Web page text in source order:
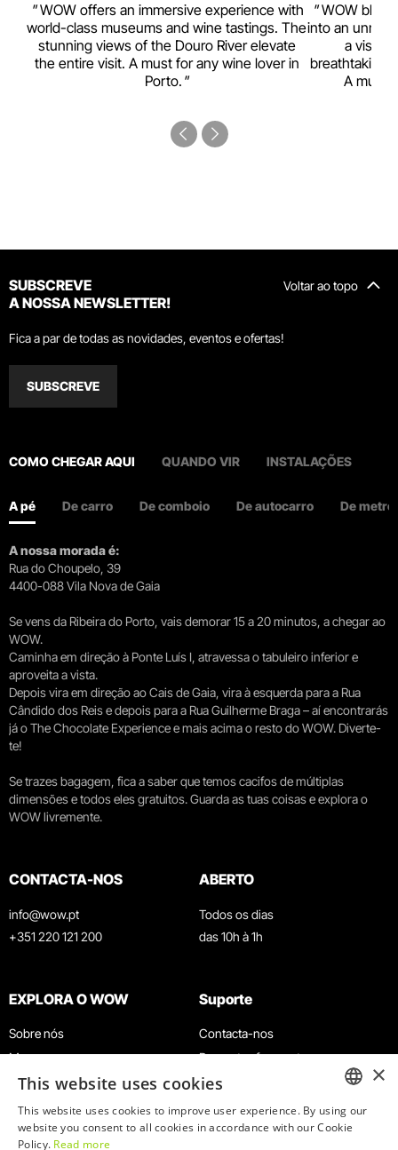
WOW offers an immersive experience with
world-class museums and wine tastings. The
stunning views of the Douro River elevate
the entire visit. A must for any wine lover in
Porto.
WOW
into an
a visual
breathtaking
A must-
Voltar ao topo
SUBSCREVE
A NOSSA NEWSLETTER!
Fica a par de todas as novidades, eventos e ofertas!
SUBSCREVE
COMO CHEGAR AQUI QUANDO VIR INSTALAÇÕES
A pé De carro De comboio De autocarro De metro
A nossa morada é:
Rua do Choupelo, 39
4400-088 Vila Nova de Gaia
Se vens da Ribeira do Porto, vais demorar 15 a 20 minutos, a chegar ao
WOW.
Caminha em direção à Ponte Luís I, atravessa o tabuleiro inferior e
aproveita a vista.
Depois vira em direção ao Cais de Gaia, vira à esquerda para a Rua
Cândido dos Reis e depois para a Rua Guilherme Braga – aí encontrarás
já o The Chocolate Experience e mais acima o resto do WOW. Diverte-
te!
Se trazes bagagem, fica a saber que temos cacifos de múltiplas
dimensões e todos eles gratuitos. Guarda as tuas coisas e explora o
WOW livremente.
CONTACTA-NOS
info@wow.pt
+351 220 121 200
ABERTO
Todos os dias
das 10h à 1h
EXPLORA O WOW
Sobre nós
Museus
Agenda
Notícias
Restaurantes
Suporte
Contacta-nos
Perguntas frequentes
Termos e Condições
Política de privacidade e cookies
Trabalha connosco
ENGLISH
×
This website uses cookies
This website uses cookies to improve user experience. By using our
website you consent to all cookies in accordance with our Cookie
Policy. Read more